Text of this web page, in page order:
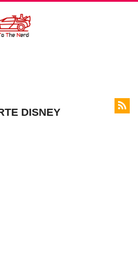
DISNEY